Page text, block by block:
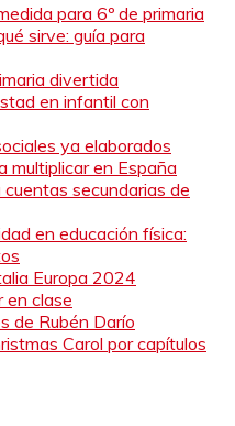
para 6º de primaria
sirve: guía para
divertida
en infantil con
ya elaborados
multiplicar en España
secundarias de
en educación física:
Europa 2024
en clase
de Rubén Darío
Carol por capítulos